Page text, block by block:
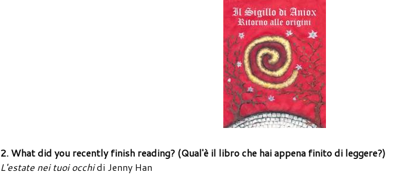
2. What did you recently finish reading? (Qual'è il libro che hai appena finito di leggere?)
L'estate nei tuoi occhidi Jenny Han